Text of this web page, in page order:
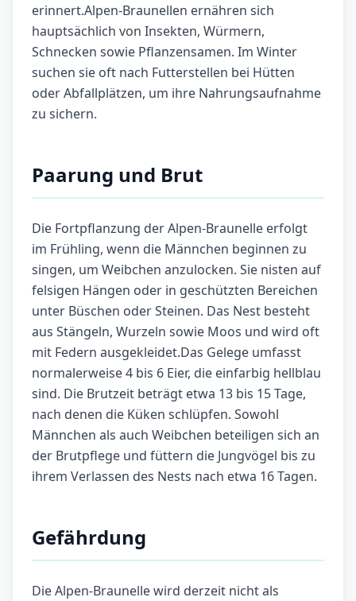
erinnert.Alpen-Braunellen ernähren sich
hauptsächlich von Insekten, Würmern,
Schnecken sowie Pflanzensamen. Im Winter
suchen sie oft nach Futterstellen bei Hütten
oder Abfallplätzen, um ihre Nahrungsaufnahme
zu sichern.
Paarung und Brut
Die Fortpflanzung der Alpen-Braunelle erfolgt
im Frühling, wenn die Männchen beginnen zu
singen, um Weibchen anzulocken. Sie nisten auf
felsigen Hängen oder in geschützten Bereichen
unter Büschen oder Steinen. Das Nest besteht
aus Stängeln, Wurzeln sowie Moos und wird oft
mit Federn ausgekleidet.Das Gelege umfasst
normalerweise 4 bis 6 Eier, die einfarbig hellblau
sind. Die Brutzeit beträgt etwa 13 bis 15 Tage,
nach denen die Küken schlüpfen. Sowohl
Männchen als auch Weibchen beteiligen sich an
der Brutpflege und füttern die Jungvögel bis zu
ihrem Verlassen des Nests nach etwa 16 Tagen.
Gefährdung
Die Alpen-Braunelle wird derzeit nicht als